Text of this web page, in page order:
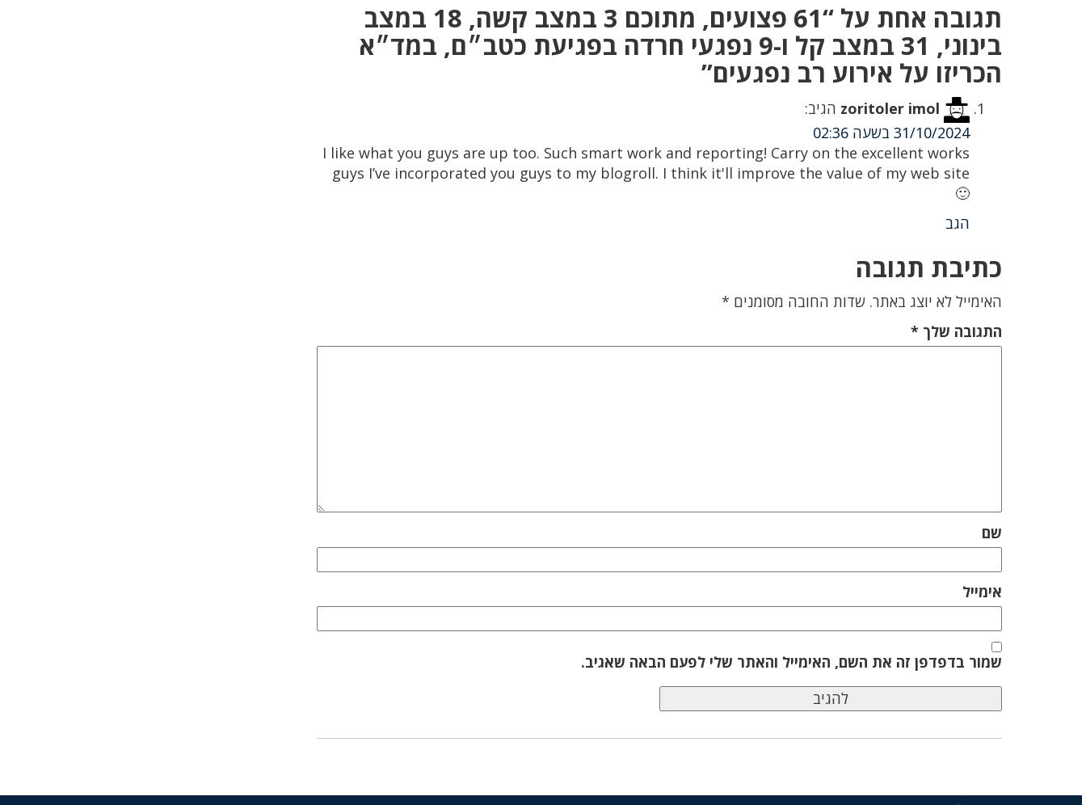
תגובה אחת על “61 פצועים, מתוכם 3 במצב קשה, 18 במצב
בינוני, 31 במצב קל ו-9 נפגעי חרדה בפגיעת כטב״ם, במד״א
הכריזו על אירוע רב נפגעים”
zoritoler imol הגיב:
31/10/2024 בשעה 02:36
I like what you guys are up too. Such smart work and reporting! Carry on the excellent works
guys I’ve incorporated you guys to my blogroll. I think it'll improve the value of my web site
🙂
הגב
כתיבת תגובה
האימייל לא יוצג באתר. שדות החובה מסומנים *
התגובה שלך*
שם
אימייל
שמור בדפדפן זה את השם, האימייל והאתר שלי לפעם הבאה שאגיב.